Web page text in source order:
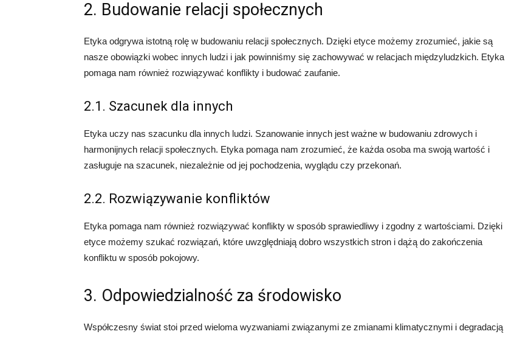
2. Budowanie relacji społecznych
Etyka odgrywa istotną rolę w budowaniu relacji społecznych. Dzięki etyce możemy zrozumieć, jakie są
nasze obowiązki wobec innych ludzi i jak powinniśmy się zachowywać w relacjach międzyludzkich. Etyka
pomaga nam również rozwiązywać konflikty i budować zaufanie.
2.1. Szacunek dla innych
Etyka uczy nas szacunku dla innych ludzi. Szanowanie innych jest ważne w budowaniu zdrowych i
harmonijnych relacji społecznych. Etyka pomaga nam zrozumieć, że każda osoba ma swoją wartość i
zasługuje na szacunek, niezależnie od jej pochodzenia, wyglądu czy przekonań.
2.2. Rozwiązywanie konfliktów
Etyka pomaga nam również rozwiązywać konflikty w sposób sprawiedliwy i zgodny z wartościami. Dzięki
etyce możemy szukać rozwiązań, które uwzględniają dobro wszystkich stron i dążą do zakończenia
konfliktu w sposób pokojowy.
3. Odpowiedzialność za środowisko
Współczesny świat stoi przed wieloma wyzwaniami związanymi ze zmianami klimatycznymi i degradacją